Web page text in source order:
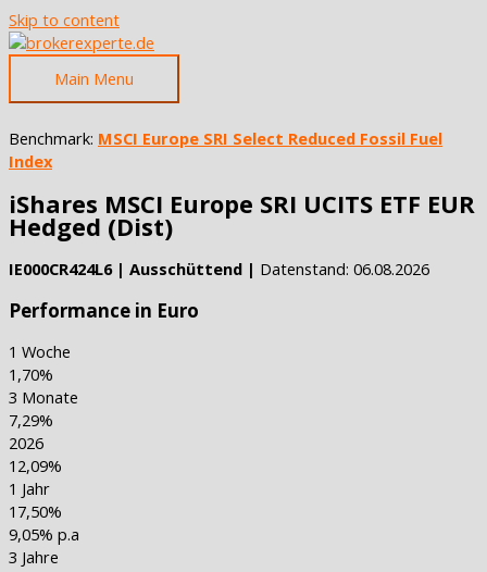
Skip to content
Main Menu
Benchmark: MSCI Europe SRI Select Reduced Fossil Fuel
Index
iShares MSCI Europe SRI UCITS ETF EUR
Hedged (Dist)
IE000CR424L6 | Ausschüttend | Datenstand: 06.08.2026
Performance in Euro
1 Woche
1,70%
3 Monate
7,29%
2026
12,09%
1 Jahr
17,50%
9,05% p.a
3 Jahre